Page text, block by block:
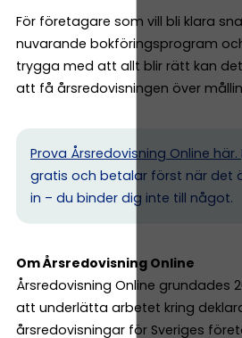
För företagare som vill bli klara
nuvarande bokföringsprogram
trygga med att allt blir rätt kan
att få årsredovisningen över
Prova Årsredovisning Online här.
gratis och betalar först när det
in – du binder dig inte till något.
Om Årsredovisning Online
Årsredovisning Online grundades
att underlätta arbetet kring
årsredovisningar för Sveriges